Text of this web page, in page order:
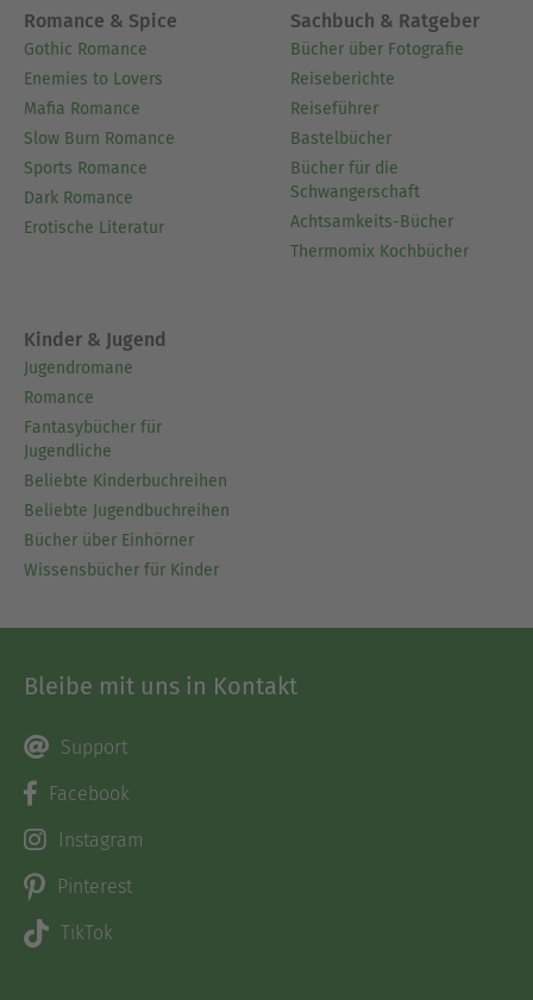
Romance & Spice
Gothic Romance
Enemies to Lovers
Mafia Romance
Slow Burn Romance
Sports Romance
Dark Romance
Erotische Literatur
Sachbuch & Ratgeber
Bücher über Fotografie
Reiseberichte
Reiseführer
Bastelbücher
Bücher für die
Schwangerschaft
Achtsamkeits-Bücher
Thermomix Kochbücher
Kinder & Jugend
Jugendromane
Romance
Fantasybücher für
Jugendliche
Beliebte Kinderbuchreihen
Beliebte Jugendbuchreihen
Bücher über Einhörner
Wissensbücher für Kinder
Bleibe mit uns in Kontakt
Support
Facebook
Instagram
Pinterest
TikTok